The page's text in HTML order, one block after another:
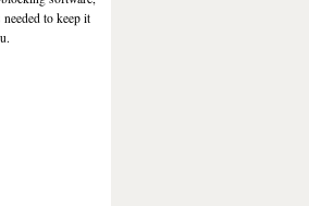
to keep it